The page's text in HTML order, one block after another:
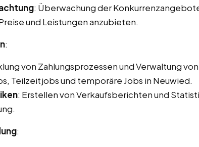
: Überwachung der
und Leistungen anzubieten.
:
von Zahlungsprozessen und Verwaltung
Teilzeitjobs und temporäre Jobs in Neuwied.
: Erstellen von Verkaufsberichten und
: